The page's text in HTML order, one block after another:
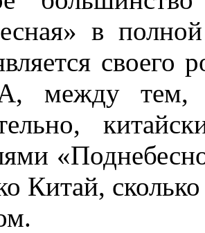
в
своего
между тем,
Китай,